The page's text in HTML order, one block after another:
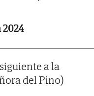
2024
a la
del Pino)